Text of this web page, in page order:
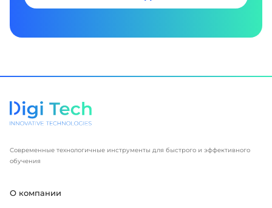
Современные технологичные инструменты для быстрого и эффективного
обучения
О компании